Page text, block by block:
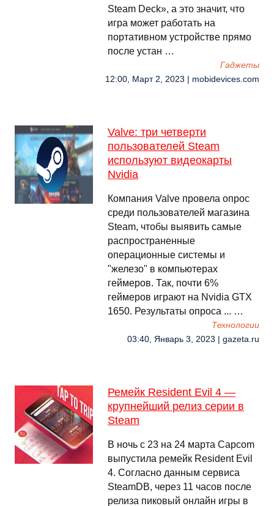
Steam Deck», а это значит, что
игра может работать на
портативном устройстве прямо
после устан …
Гаджеты
12:00, Март 2, 2023 | mobidevices.com
Valve: три четверти
пользователей Steam
используют видеокарты
Nvidia
Компания Valve провела опрос
среди пользователей магазина
Steam, чтобы выявить самые
распространенные
операционные системы и
"железо" в компьютерах
геймеров. Так, почти 6%
геймеров играют на Nvidia GTX
1650. Результаты опроса ... …
Технологии
03:40, Январь 3, 2023 | gazeta.ru
Ремейк Resident Evil 4 —
крупнейший релиз серии в
Steam
В ночь с 23 на 24 марта Capcom
выпустила ремейк Resident Evil
4. Согласно данным сервиса
SteamDB, через 11 часов после
релиза пиковый онлайн игры в